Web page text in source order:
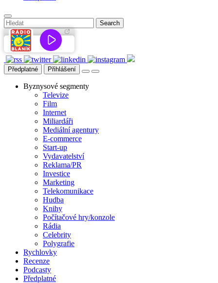
Předplatné Přihlášení
Byznysové segmenty
Televize
Film
Internet
Miliardáři
Mediální agentury
E-commerce
Start-up
Vydavatelství
Reklama/PR
Investice
Marketing
Telekomunikace
Hudba
Knihy
Počítačové hry/konzole
Rádia
Celebrity
Polygrafie
Rychlovky
Recenze
Podcasty
Předplatné